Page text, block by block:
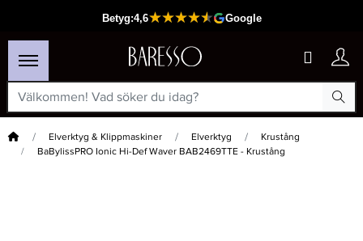
Hem Elverktyg & Klippmaskiner Elverktyg
Krustång
BaBylissPRO Ionic Hi-Def Waver BAB2469TTE - Krustång